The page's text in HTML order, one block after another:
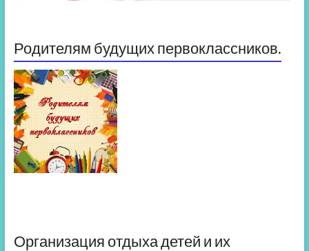
Родителям будущих первоклассников.
Организация отдыха детей и их